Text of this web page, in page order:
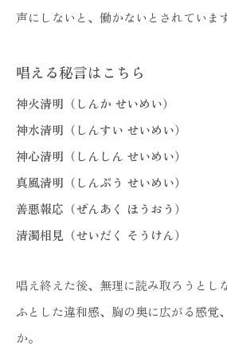
声にしないと、働かないとされていま
唱える秘言はこちら
神火清明（しんか せいめい）
神水清明（しんすい せいめい）
神心清明（しんしん せいめい）
真風清明（しんぷう せいめい）
善悪報応（ぜんあく ほうおう）
清濁相見（せいだく そうけん）
唱え終えた後、無理に読み取ろうとし
ふとした違和感、胸の奥に広がる感覚
か。